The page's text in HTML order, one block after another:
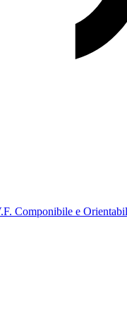
Componibile e